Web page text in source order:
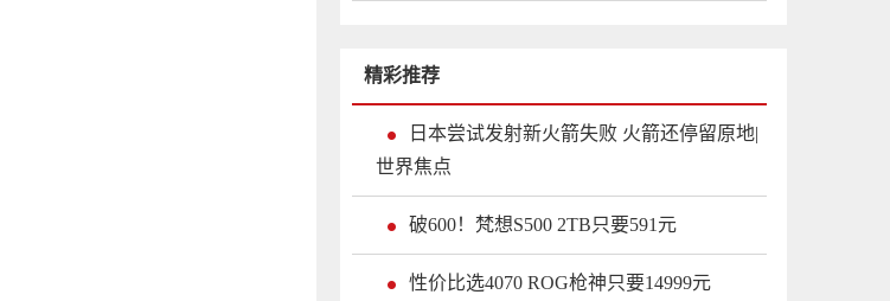
精彩推荐
日本尝试发射新火箭失败 火箭还停留原地|
世界焦点
破600！梵想S500 2TB只要591元
性价比选4070 ROG枪神只要14999元